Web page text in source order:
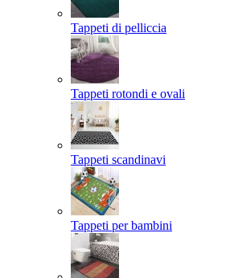
Tappeti di pelliccia
Tappeti rotondi e ovali
Tappeti scandinavi
Tappeti per bambini